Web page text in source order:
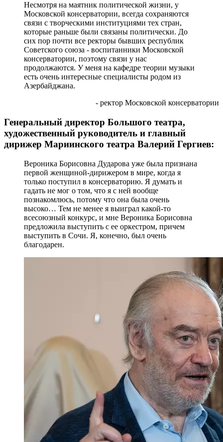
Несмотря на маятник политической жизни, у
Московской консерватории, всегда сохраняются
связи с творческими институциями тех стран,
которые раньше были связаны политически. До
сих пор почти все ректоры бывших республик
Советского союза - воспитанники Московской
консерватории, поэтому связи у нас
продолжаются. У меня на кафедре теории музыки
есть очень интересные специалисты родом из
Азербайджана.
- ректор Московской консерватории
Генеральный директор Большого театра,
художественный руководитель и главный
дирижер Мариинского театра Валерий Гергиев:
Вероника Борисовна Дударова уже была признана
первой женщиной-дирижером в мире, когда я
только поступил в консерваторию. Я думать и
гадать не мог о том, что я с ней вообще
познакомлюсь, потому что она была очень
высоко… Тем не менее я выиграл какой-то
всесоюзный конкурс, и мне Вероника Борисовна
предложила выступить с ее оркестром, причем
выступить в Сочи. Я, конечно, был очень
благодарен.